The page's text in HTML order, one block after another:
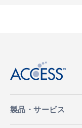
製品・サービス